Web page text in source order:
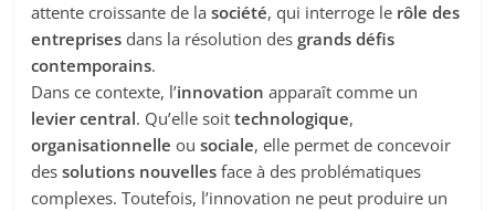
attente croissante de lasociété, qui interroge le rôle des
entreprises dans la résolution desgrands défis
contemporains.
Dans ce contexte, l’innovation apparaît comme un
levier central. Qu’elle soittechnologique,
organisationnelle ousociale, elle permet de concevoir
dessolutions nouvelles face à des problématiques
complexes. Toutefois, l’innovation ne peut produire un